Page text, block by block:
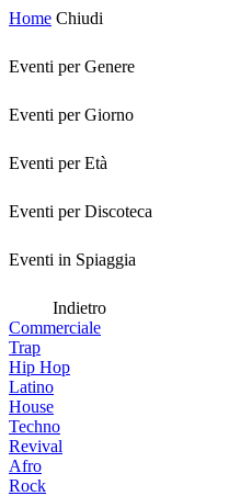
Home Chiudi
Eventi per Genere
Eventi per Giorno
Eventi per Età
Eventi per Discoteca
Eventi in Spiaggia
Indietro
Commerciale
Trap
Hip Hop
Latino
House
Techno
Revival
Afro
Rock